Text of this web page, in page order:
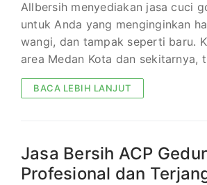
Allbersih menyediakan jasa cuci
untuk Anda yang menginginkan
wangi, dan tampak seperti baru.
area Medan Kota dan sekitarnya,
BACA LEBIH LANJUT
Jasa Bersih ACP
Profesional dan